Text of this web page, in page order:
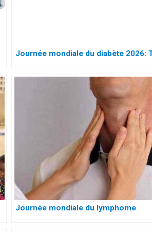
Journée mondiale du diabète 2026:
Journée mondiale du lymphome